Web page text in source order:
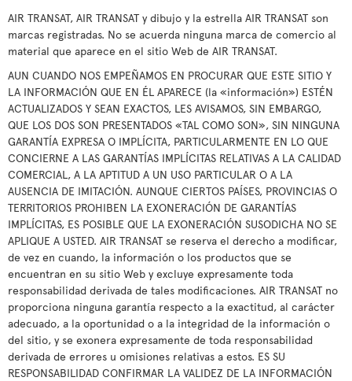
AIR TRANSAT, AIR TRANSAT y dibujo y la estrella AIR TRANSAT son
marcas registradas. No se acuerda ninguna marca de comercio al
material que aparece en el sitio Web de AIR TRANSAT.
AUN CUANDO NOS EMPEÑAMOS EN PROCURAR QUE ESTE SITIO Y
LA INFORMACIÓN QUE EN ÉL APARECE (la «información») ESTÉN
ACTUALIZADOS Y SEAN EXACTOS, LES AVISAMOS, SIN EMBARGO,
QUE LOS DOS SON PRESENTADOS «TAL COMO SON», SIN NINGUNA
GARANTÍA EXPRESA O IMPLÍCITA, PARTICULARMENTE EN LO QUE
CONCIERNE A LAS GARANTÍAS IMPLÍCITAS RELATIVAS A LA CALIDAD
COMERCIAL, A LA APTITUD A UN USO PARTICULAR O A LA
AUSENCIA DE IMITACIÓN. AUNQUE CIERTOS PAÍSES, PROVINCIAS O
TERRITORIOS PROHIBEN LA EXONERACIÓN DE GARANTÍAS
IMPLÍCITAS, ES POSIBLE QUE LA EXONERACIÓN SUSODICHA NO SE
APLIQUE A USTED. AIR TRANSAT se reserva el derecho a modificar,
de vez en cuando, la información o los productos que se
encuentran en su sitio Web y excluye expresamente toda
responsabilidad derivada de tales modificaciones. AIR TRANSAT no
proporciona ninguna garantía respecto a la exactitud, al carácter
adecuado, a la oportunidad o a la integridad de la información o
del sitio, y se exonera expresamente de toda responsabilidad
derivada de errores u omisiones relativas a estos. ES SU
RESPONSABILIDAD CONFIRMAR LA VALIDEZ DE LA INFORMACIÓN